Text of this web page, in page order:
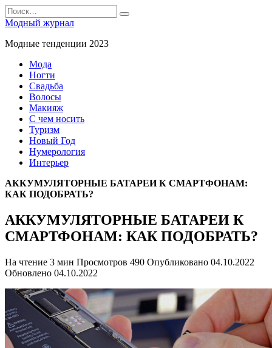
Перейти
к
содержанию
Search
for:
Модный журнал
Модные тенденции 2023
Мода
Ногти
Свадьба
Волосы
Макияж
С чем носить
Туризм
Новый Год
Нумерология
Интерьер
АККУМУЛЯТОРНЫЕ БАТАРЕИ К СМАРТФОНАМ:
КАК ПОДОБРАТЬ?
АККУМУЛЯТОРНЫЕ БАТАРЕИ К
СМАРТФОНАМ: КАК ПОДОБРАТЬ?
На чтение 3 мин Просмотров 490 Опубликовано 04.10.2022
Обновлено 04.10.2022